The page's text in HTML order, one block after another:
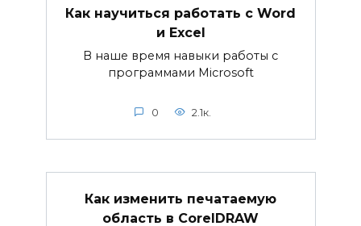
Как научиться работать с Word
и Excel
В наше время навыки работы с
программами Microsoft
0 2.1к.
Как изменить печатаемую
область в CorelDRAW